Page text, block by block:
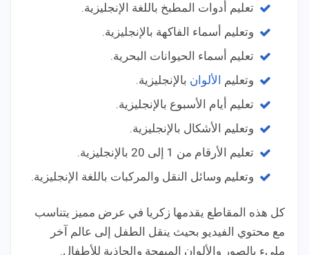
تعليم أدوات المطبخ باللغة الإنجليزية.
وتعليم أسماء الفاكهة بالإنجليزية.
تعليم أسماء الحيوانات البحرية.
وتعليم الألوان بالإنجليزية.
تعليم أيام الأسبوع بالإنجليزية.
وتعليم الأشكال بالإنجليزية.
تعليم الأرقام من 1 إلى 20 بالإنجليزية.
وتعليم وسائل النقل والمركبات باللغة الإنجليزية.
كل هذه المقاطع يقدمها زكريا في عرض مميز يتناسب
مع محتوي الفيديو بحيث ينقل الطفل إلى عالم آخر
مليء بالصور والألوان المبهجة والجاذبة للأطفال.